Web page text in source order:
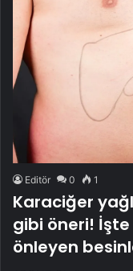
Editör 0 1
Karaciğer
gibi öneri!
önleyen